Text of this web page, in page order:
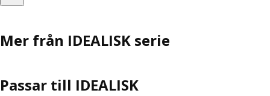
Mer från IDEALISK serie
Passar till IDEALISK